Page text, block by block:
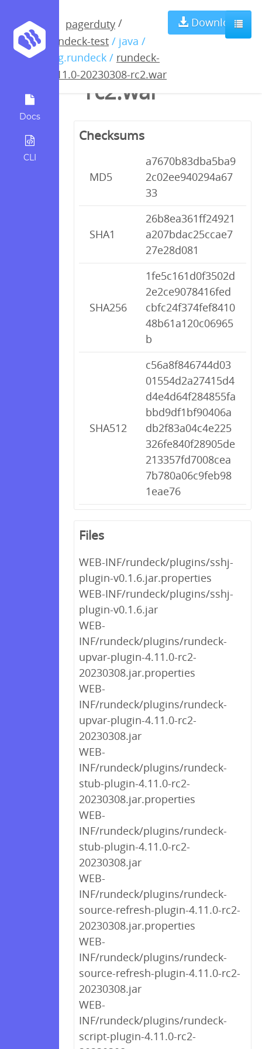
Docs
CLI
pagerduty /
rundeck-test / java /
org.rundeck / rundeck-
4.11.0-20230308-rc2.war
Download
rundeck-4.11.0-
20230308-
rc2.war
Checksums
MD5
a7670b83dba5ba9
2c02ee940294a67
33
SHA1
26b8ea361ff24921
a207bdac25ccae7
27e28d081
SHA256
1fe5c161d0f3502d
2e2ce9078416fed
cbfc24f374fef8410
48b61a120c06965
b
SHA512
c56a8f846744d03
01554d2a27415d4
d4e4d64f284855fa
bbd9df1bf90406a
db2f83a04c4e225
326fe840f28905de
213357fd7008cea
7b780a06c9feb98
1eae76
Files
WEB-INF/rundeck/plugins/sshj-
plugin-v0.1.6.jar.properties
WEB-INF/rundeck/plugins/sshj-
plugin-v0.1.6.jar
WEB-
INF/rundeck/plugins/rundeck-
upvar-plugin-4.11.0-rc2-
20230308.jar.properties
WEB-
INF/rundeck/plugins/rundeck-
upvar-plugin-4.11.0-rc2-
20230308.jar
WEB-
INF/rundeck/plugins/rundeck-
stub-plugin-4.11.0-rc2-
20230308.jar.properties
WEB-
INF/rundeck/plugins/rundeck-
stub-plugin-4.11.0-rc2-
20230308.jar
WEB-
INF/rundeck/plugins/rundeck-
source-refresh-plugin-4.11.0-rc2-
20230308.jar.properties
WEB-
INF/rundeck/plugins/rundeck-
source-refresh-plugin-4.11.0-rc2-
20230308.jar
WEB-
INF/rundeck/plugins/rundeck-
script-plugin-4.11.0-rc2-